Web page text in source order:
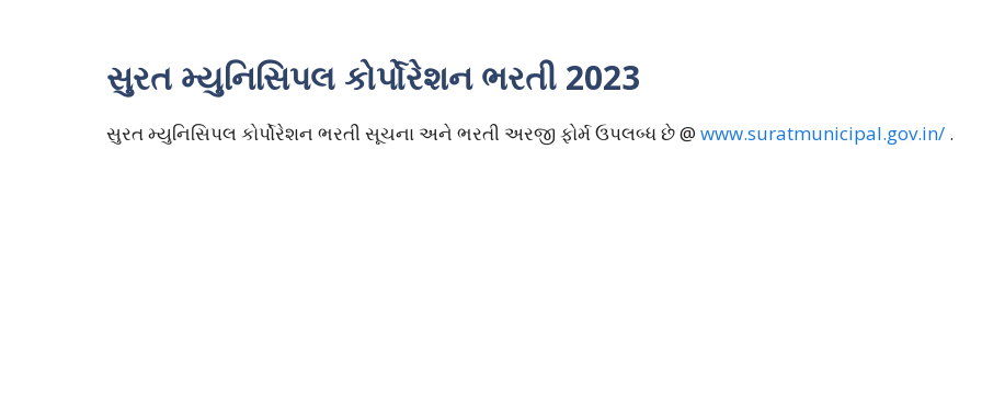
સુરત મ્યુનિસિપલ કોર્પોરેશન ભરતી 2023
સુરત મ્યુનિસિપલ કોર્પોરેશન ભરતી સૂચના અને ભરતી અરજી ફોર્મ ઉપલબ્ધ છે @ www.suratmunicipal.gov.in/ .